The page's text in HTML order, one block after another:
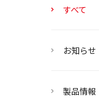
すべて
お知らせ
製品情報